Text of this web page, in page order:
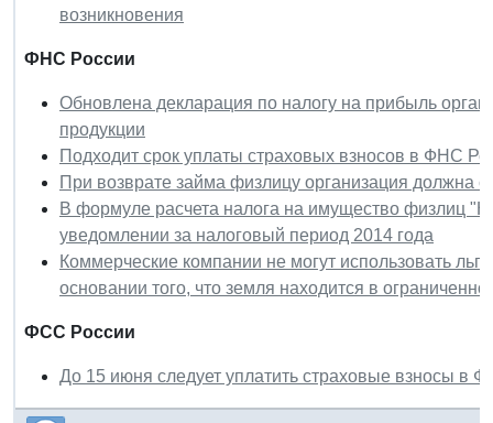
возникновения
ФНС России
Обновлена декларация по налогу на прибыль
продукции
Подходит срок уплаты страховых взносов в ФНС
При возврате займа физлицу организация должна
В формуле расчета налога на имущество физлиц
уведомлении за налоговый период 2014 года
Коммерческие компании не могут использовать
основании того, что земля находится в
ФСС России
До 15 июня следует уплатить страховые взносы в